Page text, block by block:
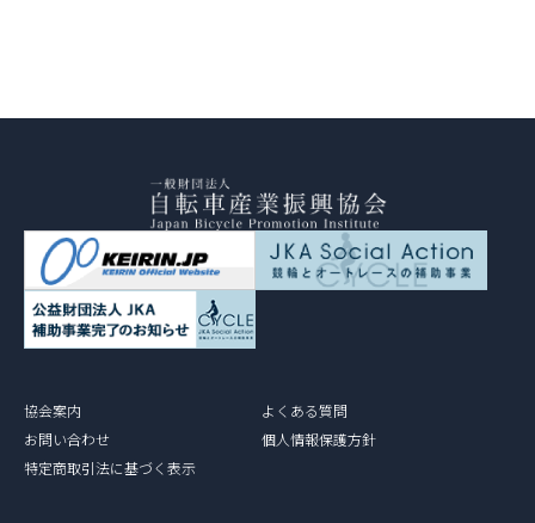
協会案内
よくある質問
お問い合わせ
個人情報保護方針
特定商取引法に基づく表示